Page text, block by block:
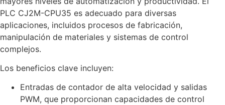
PLC CJ2M-CPU35 es adecuado para diversas
aplicaciones, incluidos procesos de fabricación,
manipulación de materiales y sistemas de control
complejos.
Los beneficios clave incluyen:
Entradas de contador de alta velocidad y salidas
PWM, que proporcionan capacidades de control